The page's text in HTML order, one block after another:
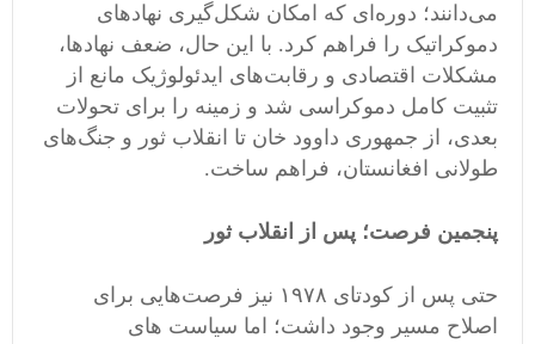
می‌دانند؛ دوره‌ای که امکان شکل‌گیری نهادهای
دموکراتیک را فراهم کرد. با این حال، ضعف نهادها،
مشکلات اقتصادی و رقابت‌های ایدئولوژیک مانع از
تثبیت کامل دموکراسی شد و زمینه را برای تحولات
بعدی، از جمهوری داوود خان تا انقلاب ثور و جنگ‌های
طولانی افغانستان، فراهم ساخت.
پنجمین فرصت؛ پس از انقلاب ثور
حتی پس از کودتای ۱۹۷۸ نیز فرصت‌هایی برای
اصلاح مسیر وجود داشت؛ اما سیاست های